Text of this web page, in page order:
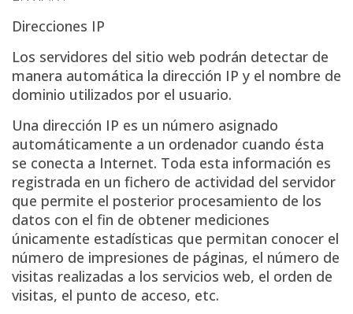
Direcciones IP
Los servidores del sitio web podrán detectar de
manera automática la dirección IP y el nombre de
dominio utilizados por el usuario.
Una dirección IP es un número asignado
automáticamente a un ordenador cuando ésta
se conecta a Internet. Toda esta información es
registrada en un fichero de actividad del servidor
que permite el posterior procesamiento de los
datos con el fin de obtener mediciones
únicamente estadísticas que permitan conocer el
número de impresiones de páginas, el número de
visitas realizadas a los servicios web, el orden de
visitas, el punto de acceso, etc.